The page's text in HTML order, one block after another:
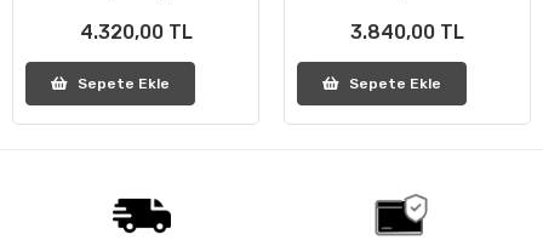
4.320,00 TL
Sepete Ekle
3.840,00 TL
Sepete Ekle